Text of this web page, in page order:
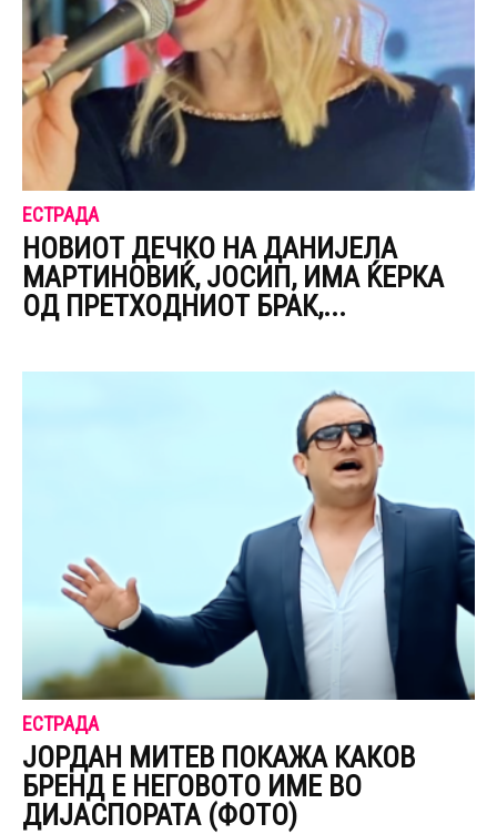
ЕСТРАДА
НОВИОТ ДЕЧКО НА ДАНИЈЕЛА
МАPТИНОВИЌ, ЈОСИП, ИМА ЌЕPКА
ОД ПPЕТХОДНИОТ БРАК,...
ЕСТРАДА
ЈОРДАН МИТЕВ ПОКАЖА КАКОВ
БРЕНД Е НЕГОВОТО ИМЕ ВО
ДИЈАСПОРАТА (ФОТО)